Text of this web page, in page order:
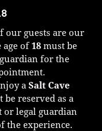
our guests are our
age of18 must be
for the
a Salt Cave
reserved as a
or legal guardian
the experience.